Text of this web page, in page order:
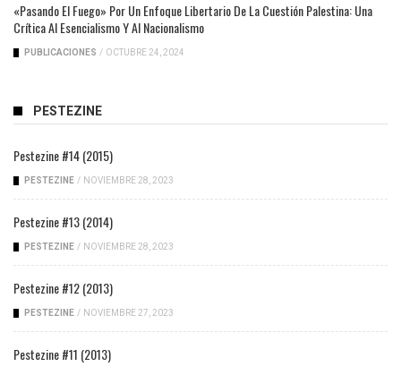
«Pasando El Fuego» Por Un Enfoque Libertario De La Cuestión Palestina: Una
Crítica Al Esencialismo Y Al Nacionalismo
PUBLICACIONES / OCTUBRE 24, 2024
PESTEZINE
Pestezine #14 (2015)
PESTEZINE / NOVIEMBRE 28, 2023
Pestezine #13 (2014)
PESTEZINE / NOVIEMBRE 28, 2023
Pestezine #12 (2013)
PESTEZINE / NOVIEMBRE 27, 2023
Pestezine #11 (2013)